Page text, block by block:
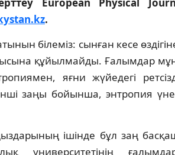
European Physical
.
білеміз: сынған кесе
құйылмайды. Ғалымдар
яғни жүйедегі
заңы бойынша, энтропия
ішінде бұл заң
университетінің